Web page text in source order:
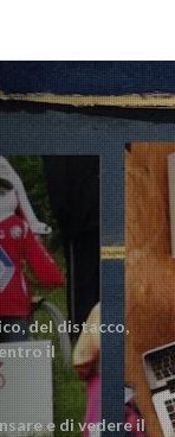
del distacco,
il
e di vedere il